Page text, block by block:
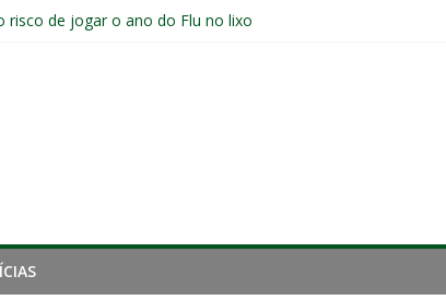
risco de jogar o ano do Flu no lixo
de Zubeldía
seis jogos, a pior sequência desde a crise de 2024